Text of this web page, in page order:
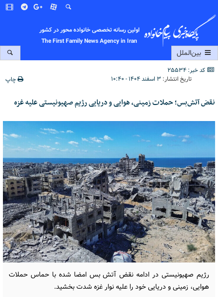
اولین رسانه تخصصی خانواده محور در کشور
The First Family News Agency in Iran
بین‌الملل
کد خبر: 25534
تاریخ انتشار:۳ اسفند ۱۴۰۴ - ۱۰:۴۰ چاپ
نقض آتش‌بس؛ حملات زمینی، هوایی و دریایی رژیم صهیونیستی علیه غزه
رژیم صهیونیستی در ادامه نقض آتش بس امضا شده با حماس حملات
هوایی، زمینی و دریایی خود را علیه نوار غزه شدت بخشید.